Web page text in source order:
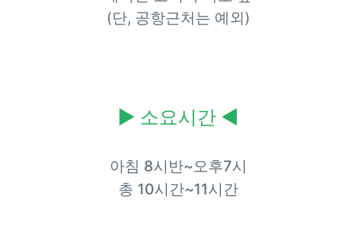
(단, 공항근처는 예외)
▶ 소요시간 ◀
아침 8시반~오후7시
총 10시간~11시간